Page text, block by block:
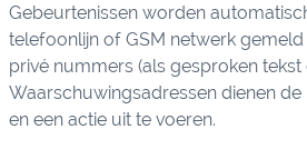
Gebeurtenissen worden
telefoonlijn of GSM netwerk
privé nummers (als gesproken tekst
Waarschuwingsadressen dienen
en een actie uit te voeren.